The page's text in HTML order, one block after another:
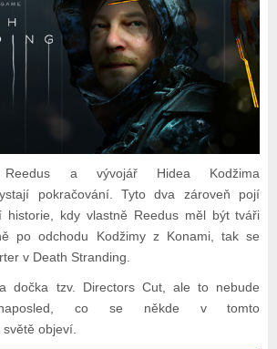
a vývojář Hidea Kodžima
pokračování. Tyto dva zároveň pojí
historie, kdy vlastně Reedus měl být tváři
po odchodu Kodžimy z Konami, tak se
v Death Stranding.
dočka tzv. Directors Cut, ale to nebude
naposled, co se někde v tomto
světě objeví.